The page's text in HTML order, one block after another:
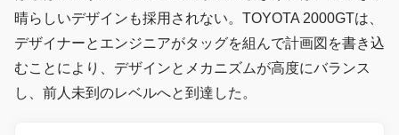
晴らしいデザインも採用されない。TOYOTA 2000GTは、
デザイナーとエンジニアがタッグを組んで計画図を書き込
むことにより、デザインとメカニズムが高度にバランス
し、前人未到のレベルへと到達した。